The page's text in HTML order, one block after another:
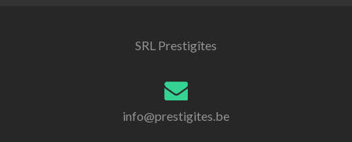
SRL Prestigîtes
info@prestigites.be